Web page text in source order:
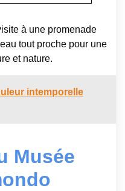
à une promenade
tout proche pour une
et nature.
intemporelle
Musée